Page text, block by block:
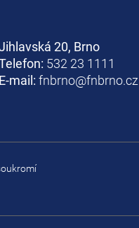
20, Brno
532 23 1111
E-mail: fnbrno@fnbrno.cz